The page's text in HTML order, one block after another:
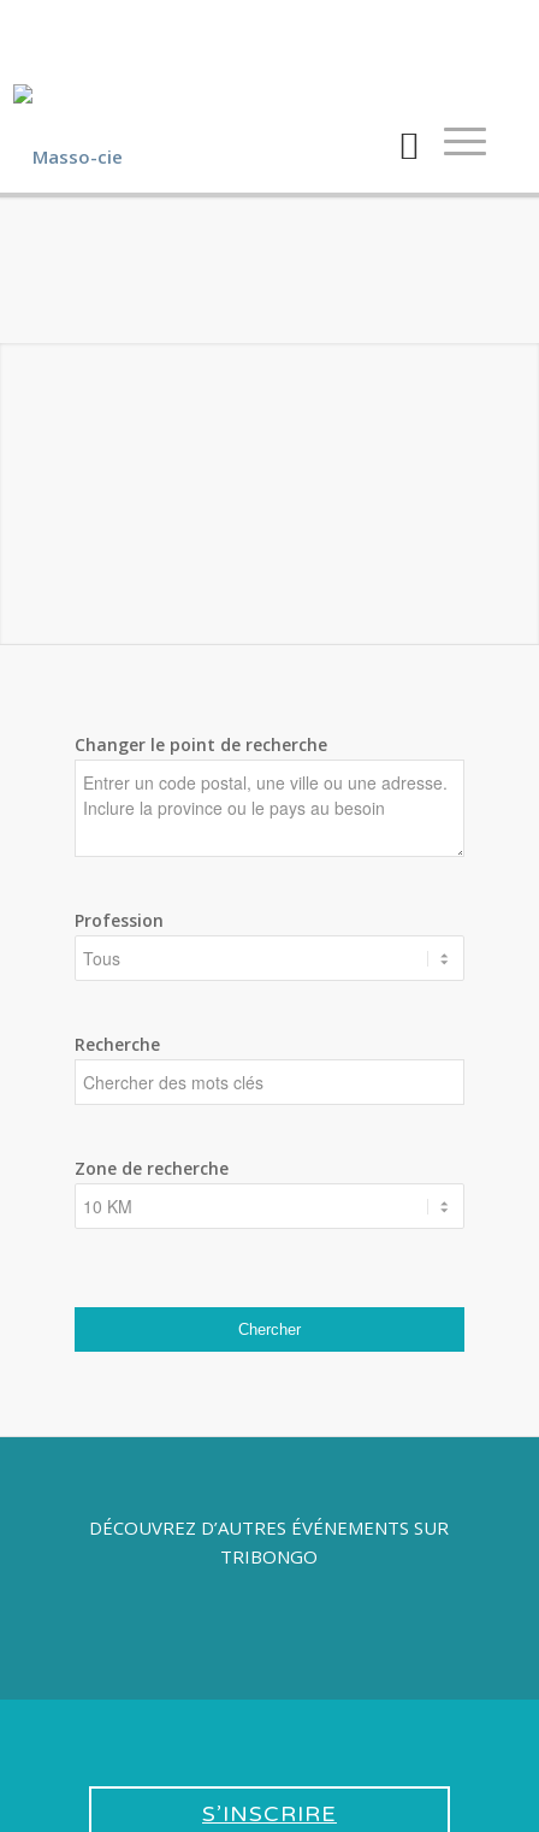
Changer le point de recherche
Profession
Recherche
Zone de recherche
DÉCOUVREZ D’AUTRES ÉVÉNEMENTS SUR
TRIBONGO
S’INSCRIRE